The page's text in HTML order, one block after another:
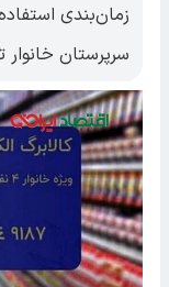
زمان‌بندی
سرپرستان